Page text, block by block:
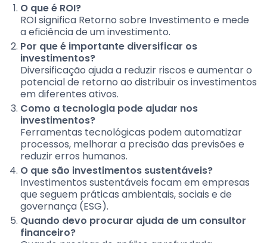
O que é ROI?
ROI significa Retorno sobre Investimento e mede
a eficiência de um investimento.
Por que é importante diversificar os
investimentos?
Diversificação ajuda a reduzir riscos e aumentar o
potencial de retorno ao distribuir os investimentos
em diferentes ativos.
Como a tecnologia pode ajudar nos
investimentos?
Ferramentas tecnológicas podem automatizar
processos, melhorar a precisão das previsões e
reduzir erros humanos.
O que são investimentos sustentáveis?
Investimentos sustentáveis focam em empresas
que seguem práticas ambientais, sociais e de
governança (ESG).
Quando devo procurar ajuda de um consultor
financeiro?